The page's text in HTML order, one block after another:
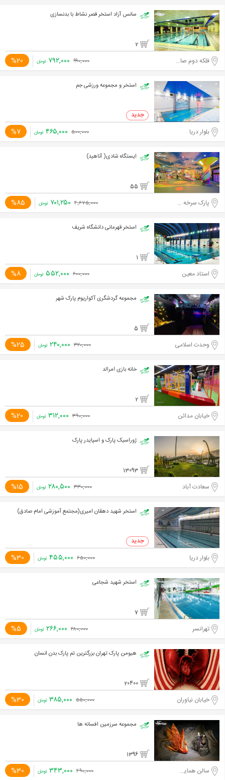
سانس آزاد استخر قصر نشاط با بدنسازی
2
فلکه دوم صادقیه %20 ۹۹۰,۰۰۰ ۷۹۲,۰۰۰ تومان
استخر و مجموعه ورزشی جم
بلوار دریا %7 ۵۰۰,۰۰۰ ۴۶۵,۰۰۰ تومان
ایستگاه شادی( آناهید)
55
پارک سرخه حصار %85 ۴,۶۷۵,۰۰۰ ۷۰۱,۲۵۰ تومان
استخر قهرمانی دانشگاه شریف
1
استاد معین %8 ۶۰۰,۰۰۰ ۵۵۲,۰۰۰ تومان
مجموعه گردشگری آکواریوم پارک شهر
5
وحدت اسلامی %25 ۳۲۰,۰۰۰ ۲۴۰,۰۰۰ تومان
خانه بازی امرالد
2
خیابان مدائن %20 ۳۹۰,۰۰۰ ۳۱۲,۰۰۰ تومان
ژوراسیک پارک و اسپایدر پارک
13093
سعادت آباد %15 ۳۳۰,۰۰۰ ۲۸۰,۵۰۰ تومان
استخر شهید دهقان امیری(مجتمع آموزشی امام صادق)
بلوار دریا %30 ۶۵۰,۰۰۰ ۴۵۵,۰۰۰ تومان
استخر شهید شجاعی
7
تهرانسر %5 ۲۸۰,۰۰۰ ۲۶۶,۰۰۰ تومان
هیومن پارک تهران بزرگترین تم پارک بدن انسان
20400
خیابان نیاوران %30 ۵۵۰,۰۰۰ ۳۸۵,۰۰۰ تومان
مجموعه سرزمین افسانه ها
1396
سالن همایش های برج میلاد تهران %30 ۴۹۰,۰۰۰ ۳۴۳,۰۰۰ تومان